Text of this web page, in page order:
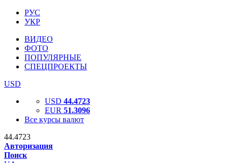
РУС
УКР
ВИДЕО
ФОТО
ПОПУЛЯРНЫЕ
СПЕЦПРОЕКТЫ
USD
USD 44.4723
EUR 51.3096
Все курсы валют
44.4723
Авторизация
Поиск